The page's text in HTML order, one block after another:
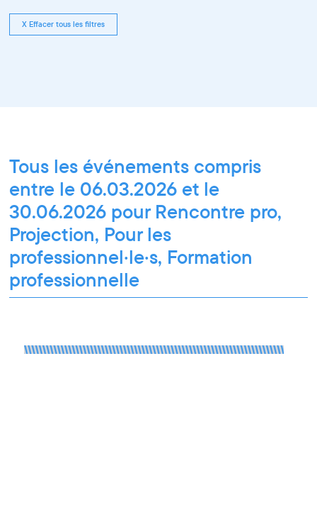
X Effacer tous les filtres
Tous les événements compris
entre le 06.03.2026 et le
30.06.2026 pour Rencontre pro,
Projection, Pour les
professionnel·le·s, Formation
professionnelle